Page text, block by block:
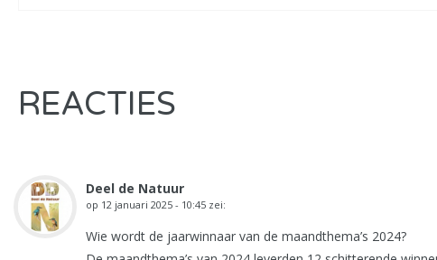
REACTIES
Deel de Natuur
op 12 januari 2025 - 10:45 zei:
Wie wordt de jaarwinnaar van de maandthema’s 2024?